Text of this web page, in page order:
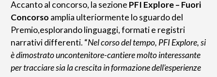
Accanto al concorso, la sezione PFI Explore – Fuori
Concorso amplia ulteriormente lo sguardo del
Premio,esplorando linguaggi, formati e registri
narrativi differenti. “Nel corso del tempo, PFI Explore, si
è dimostrato uncontenitore-cantiere molto interessante
per tracciare sia la crescita in formazione dell’esperienze